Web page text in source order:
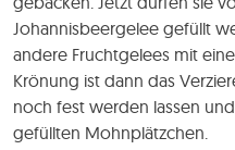
Johannisbeergelee gefüllt
andere Fruchtgelees mit
Krönung ist dann das
noch fest werden lassen
gefüllten Mohnplätzchen.